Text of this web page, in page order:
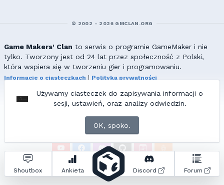
Używamy ciasteczek do zapisywania informacji o
sesji, ustawień, oraz analizy odwiedzin.
OK, spoko.
Shoutbox Ankieta Discord Forum
© 2002 - 2026 GMCLAN.ORG
Game Makers' Clan to serwis o programie GameMaker i nie
tylko. Tworzony jest od 24 lat przez społeczność z Polski,
która wspiera się w tworzeniu gier i programowaniu.
Informacje o ciasteczkach
Polityka prywatności
Wszelkie prawa zastrzeżone. Kopiowanie materiałów bez zgody
redakcji zabronione!
ZNAJDZIESZ NAS TAKŻE NA:
Zapytań do bazy: • Czas generowania: